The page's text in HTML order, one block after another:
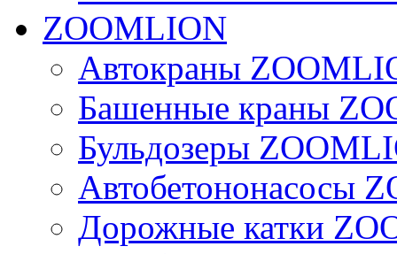
ZOOMLION
Автокраны
Башенные краны
Бульдозеры
Автобетононасосы
Дорожные катки